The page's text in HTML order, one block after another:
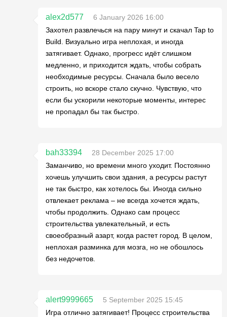
alex2d577
6 January 2026 16:00
Захотел развлечься на пару минут и скачал Tap to
Build. Визуально игра неплохая, и иногда
затягивает. Однако, прогресс идёт слишком
медленно, и приходится ждать, чтобы собрать
необходимые ресурсы. Сначала было весело
строить, но вскоре стало скучно. Чувствую, что
если бы ускорили некоторые моменты, интерес
не пропадал бы так быстро.
bah33394
28 December 2025 17:00
Заманчиво, но времени много уходит. Постоянно
хочешь улучшить свои здания, а ресурсы растут
не так быстро, как хотелось бы. Иногда сильно
отвлекает реклама – не всегда хочется ждать,
чтобы продолжить. Однако сам процесс
строительства увлекательный, и есть
своеобразный азарт, когда растет город. В целом,
неплохая разминка для мозга, но не обошлось
без недочетов.
alert9999665
5 September 2025 15:45
Игра отлично затягивает! Процесс строительства